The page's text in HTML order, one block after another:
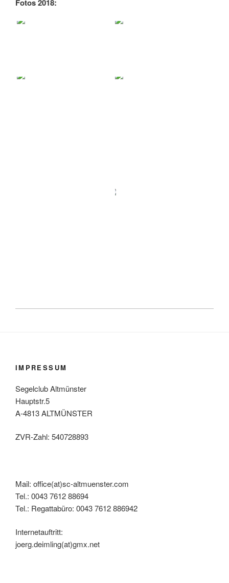
Fotos 2018:
IMPRESSUM
Segelclub Altmünster
Hauptstr.5
A-4813 ALTMÜNSTER
ZVR-Zahl: 540728893
Mail: office(at)sc-altmuenster.com
Tel.: 0043 7612 88694
Tel.: Regattabüro: 0043 7612 886942
Internetauftritt:
joerg.deimling(at)gmx.net